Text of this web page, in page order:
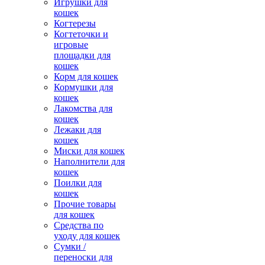
Игрушки для
кошек
Когтерезы
Когтеточки и
игровые
площадки для
кошек
Корм для кошек
Кормушки для
кошек
Лакомства для
кошек
Лежаки для
кошек
Миски для кошек
Наполнители для
кошек
Поилки для
кошек
Прочие товары
для кошек
Средства по
уходу для кошек
Сумки /
переноски для